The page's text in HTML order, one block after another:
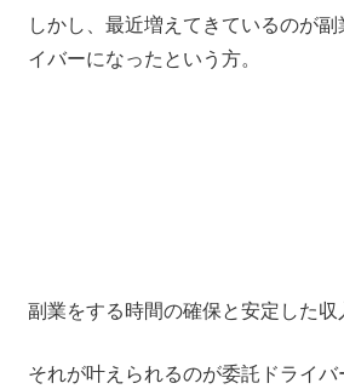
しかし、最近増えてきているのが
イバーになったという方。
副業をする時間の確保と安定した収
それが叶えられるのが委託ドライ